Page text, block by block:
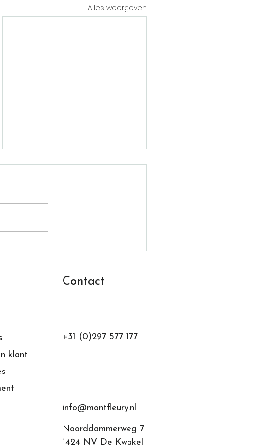
Alles weergeven
Montfleury op de Florifair
klant
Contact
+31 (0)297 577 177
info@montfleury.nl
Noorddammerweg 7
1424 NV De Kwakel